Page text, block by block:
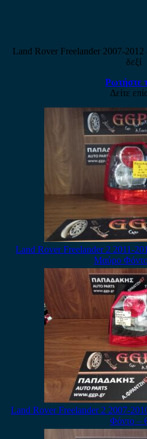
Land Rover Freelander 2007-2012
δεξί
Ρωτήστε
Δείτε
Land Rover Freelander 2 2011-
Μαύρο
Land Rover Freelander 2 2007-
Φόντο –